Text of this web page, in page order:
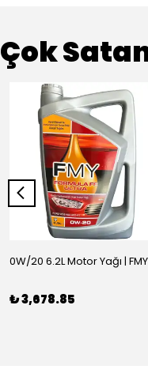
Çok
₺ 3,678.85